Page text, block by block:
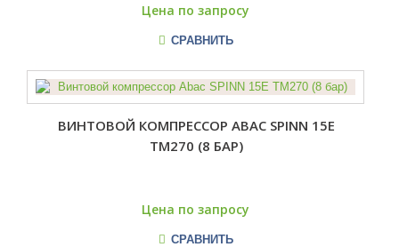
Цена по запросу
СРАВНИТЬ
ВИНТОВОЙ КОМПРЕССОР ABAC SPINN 15E
TM270 (8 БАР)
Цена по запросу
СРАВНИТЬ